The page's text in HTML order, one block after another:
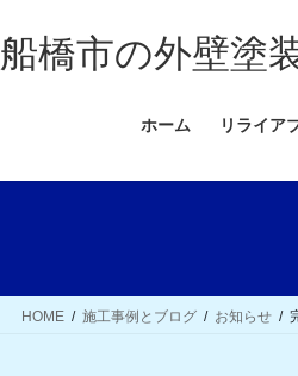
船橋市の外壁塗
ホーム リライア
HOME 施工事例とブログ お知らせ